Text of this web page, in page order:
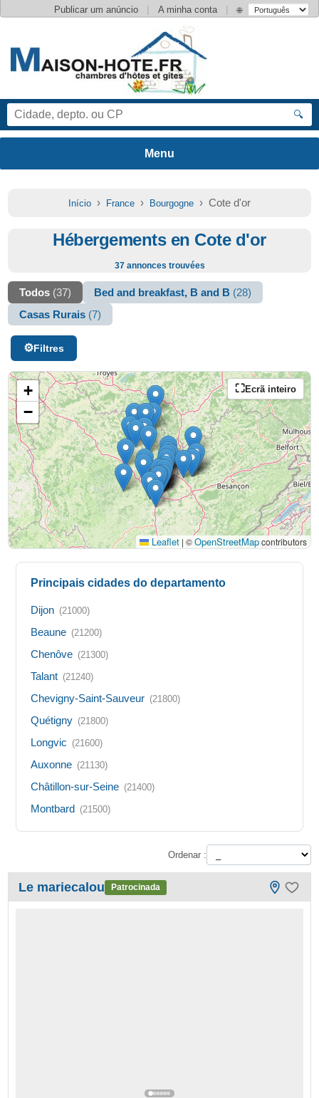
Publicar um anúncio | A minha conta | 🌐
🔍
Início › France › Bourgogne › Cote d'or
Hébergements en Cote d'or
37 annonces trouvées
Todos (37) Bed and breakfast, B and B (28)
Casas Rurais (7)
Filtres
Ecrã inteiro
+
−
Leaflet | ©OpenStreetMapcontributors
Principais cidades do departamento
Dijon (21000)
Beaune (21200)
Chenôve (21300)
Talant (21240)
Chevigny-Saint-Sauveur (21800)
Quétigny (21800)
Longvic (21600)
Auxonne (21130)
Châtillon-sur-Seine (21400)
Montbard (21500)
Ordenar :
Le mariecalou Patrocinada